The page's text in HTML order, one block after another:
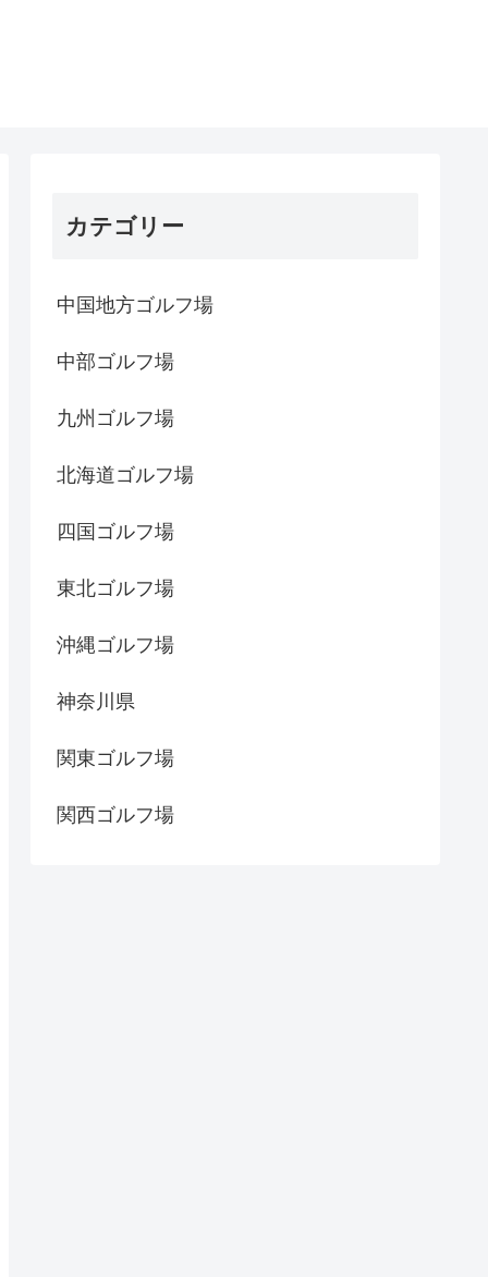
カテゴリー
中国地方ゴルフ場
中部ゴルフ場
九州ゴルフ場
北海道ゴルフ場
四国ゴルフ場
東北ゴルフ場
沖縄ゴルフ場
神奈川県
関東ゴルフ場
関西ゴルフ場